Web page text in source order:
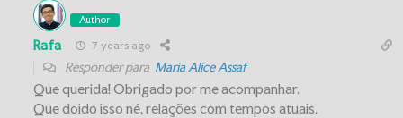
Author
Rafa 7 years ago
Responder para Maria Alice Assaf
Que querida! Obrigado por me acompanhar.
Que doido isso né, relações com tempos atuais.